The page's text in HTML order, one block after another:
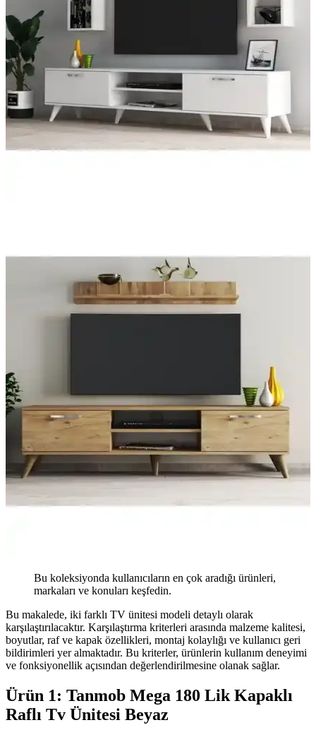
Bu koleksiyonda kullanıcıların en çok aradığı ürünleri,
markaları ve konuları keşfedin.
Bu makalede, iki farklı TV ünitesi modeli detaylı olarak
karşılaştırılacaktır. Karşılaştırma kriterleri arasında malzeme kalitesi,
boyutlar, raf ve kapak özellikleri, montaj kolaylığı ve kullanıcı geri
bildirimleri yer almaktadır. Bu kriterler, ürünlerin kullanım deneyimi
ve fonksiyonellik açısından değerlendirilmesine olanak sağlar.
Ürün 1: Tanmob Mega 180 Lik Kapaklı
Raflı Tv Ünitesi Beyaz